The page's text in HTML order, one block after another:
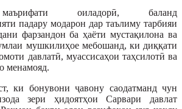
оиладорӣ, баланд
падару модарон дар таълиму тарбияи
фарзандон ба ҳаёти мустақилона ва
мушкилиҳое мебошанд, ки диққати
давлатӣ, муассисаҳои таҳсилотӣ ва
менамояд.
ки бонувони ҷавону саодатманд чун
зери ҳидоятҳои Сарвари давлат